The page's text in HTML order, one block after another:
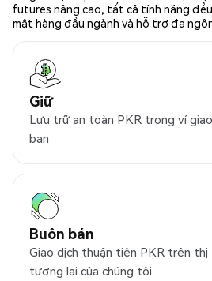
futures nâng cao, tất cả tính năng
mật hàng đầu ngành và hỗ trợ đa
Giữ
Lưu trữ an toàn PKR trong ví
bạn
Buôn bán
Giao dịch thuận tiện PKR trên
tương lai của chúng tôi